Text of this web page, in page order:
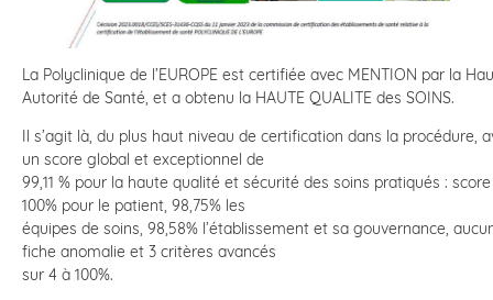
La Polyclinique de l’EUROPE est certifiée avec MENTION par la
Autorité de Santé, et a obtenu la HAUTE QUALITE des SOINS.
Il s’agit là, du plus haut niveau de certification dans la procédure,
un score global et exceptionnel de
99,11 % pour la haute qualité et sécurité des soins pratiqués :
100% pour le patient, 98,75% les
équipes de soins, 98,58% l’établissement et sa gouvernance,
fiche anomalie et 3 critères avancés
sur 4 à 100%.